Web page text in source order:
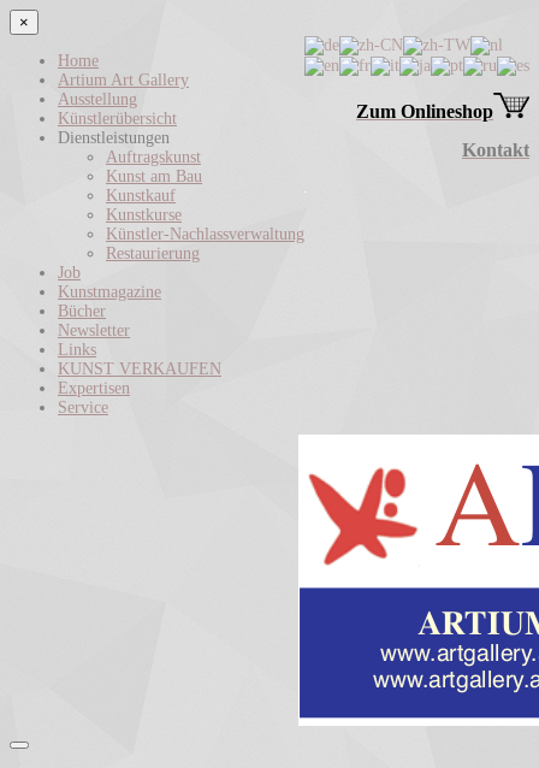
×
Home
Artium Art Gallery
Ausstellung
Künstlerübersicht
Dienstleistungen
Auftragskunst
Kunst am Bau
Kunstkauf
Kunstkurse
Künstler-Nachlassverwaltung
Restaurierung
Job
Kunstmagazine
Bücher
Newsletter
Links
KUNST VERKAUFEN
Expertisen
Service
Zum Onlineshop
Kontakt